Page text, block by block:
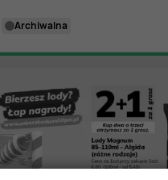
archiwalna